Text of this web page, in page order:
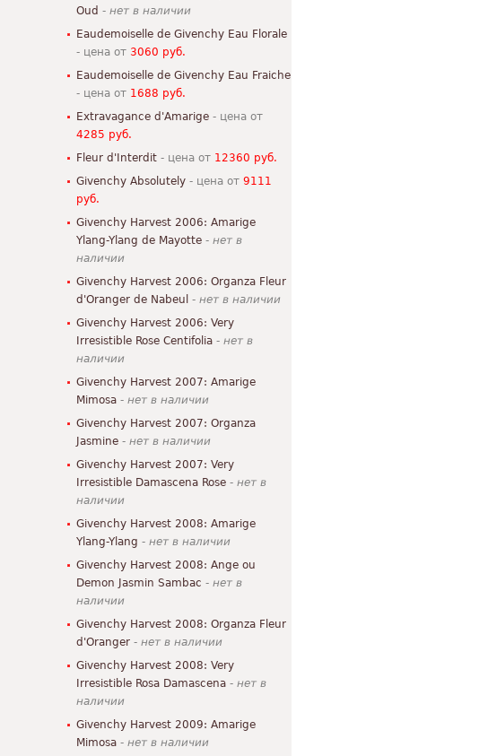
Oud - нет в наличии
Eaudemoiselle de Givenchy Eau Florale
- цена от 3060 руб.
Eaudemoiselle de Givenchy Eau Fraiche
- цена от 1688 руб.
Extravagance d'Amarige - цена от
4285 руб.
Fleur d'Interdit - цена от 12360 руб.
Givenchy Absolutely - цена от 9111
руб.
Givenchy Harvest 2006: Amarige
Ylang-Ylang de Mayotte - нет в
наличии
Givenchy Harvest 2006: Organza Fleur
d'Oranger de Nabeul - нет в наличии
Givenchy Harvest 2006: Very
Irresistible Rose Centifolia - нет в
наличии
Givenchy Harvest 2007: Amarige
Mimosa - нет в наличии
Givenchy Harvest 2007: Organza
Jasmine - нет в наличии
Givenchy Harvest 2007: Very
Irresistible Damascena Rose - нет в
наличии
Givenchy Harvest 2008: Amarige
Ylang-Ylang - нет в наличии
Givenchy Harvest 2008: Ange ou
Demon Jasmin Sambac - нет в
наличии
Givenchy Harvest 2008: Organza Fleur
d'Oranger - нет в наличии
Givenchy Harvest 2008: Very
Irresistible Rosa Damascena - нет в
наличии
Givenchy Harvest 2009: Amarige
Mimosa - нет в наличии